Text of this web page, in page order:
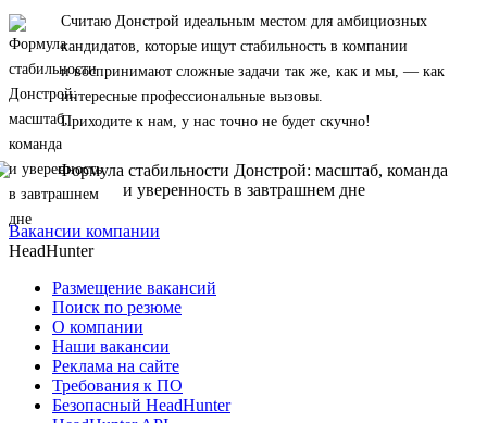
Считаю Донстрой идеальным местом для амбициозных
кандидатов, которые ищут стабильность в компании
и воспринимают сложные задачи так же, как и мы, — как
интересные профессиональные вызовы.
Приходите к нам, у нас точно не будет скучно!
Вакансии компании
HeadHunter
Размещение вакансий
Поиск по резюме
О компании
Наши вакансии
Реклама на сайте
Требования к ПО
Безопасный HeadHunter